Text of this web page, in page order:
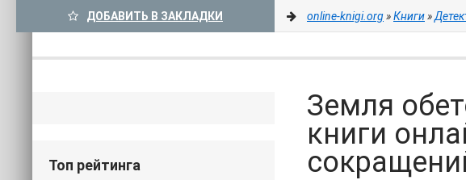
ДОБАВИТЬ В ЗАКЛАДКИ online-knigi.org»Книги»
Земля
книги
Топ рейтинга